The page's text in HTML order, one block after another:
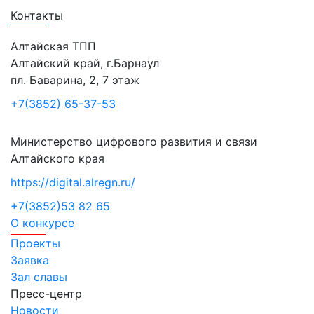
Контакты
Алтайская ТПП
Алтайский край, г.Барнаул
пл. Баварина, 2, 7 этаж
+7(3852) 65-37-53
Министерство цифрового развития и связи
Алтайского края
https://digital.alregn.ru/
+7(3852)53 82 65
О конкурсе
Проекты
Заявка
Зал славы
Пресс-центр
Новости